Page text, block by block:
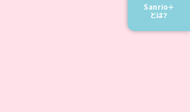
Sanrio＋
とは？